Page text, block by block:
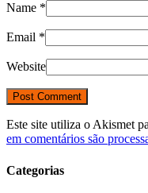
Name *
Email *
Website
Este site utiliza o Akismet
em comentários são
Categorias